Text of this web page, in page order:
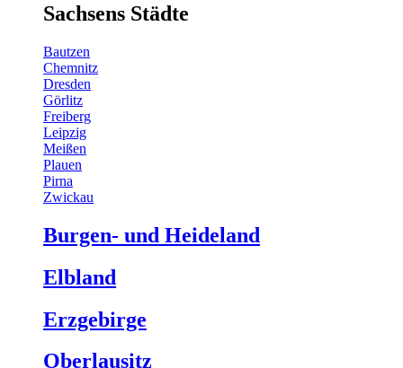
Sachsens Städte
Bautzen
Chemnitz
Dresden
Görlitz
Freiberg
Leipzig
Meißen
Plauen
Pirna
Zwickau
Burgen- und Heideland
Elbland
Erzgebirge
Oberlausitz